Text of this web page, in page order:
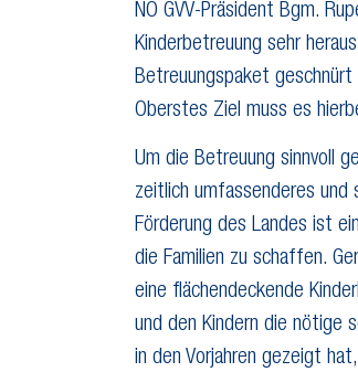
NÖ GVV-Präsident Bgm.
Kinderbetreuung sehr
Betreuungspaket
Oberstes Ziel muss es
Um die Betreuung sinnvoll
zeitlich umfassenderes und
Förderung des Landes ist
die Familien zu schaffen.
eine flächendeckende
und den Kindern die nötige
in den Vorjahren gezeigt